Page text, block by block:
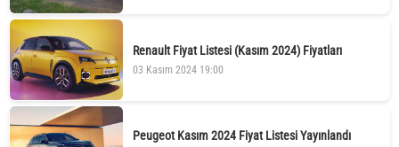
Renault Fiyat Listesi (Kasım 2024) Fiyatları
03 Kasım 2024 19:00
Peugeot Kasım 2024 Fiyat Listesi Yayınlandı